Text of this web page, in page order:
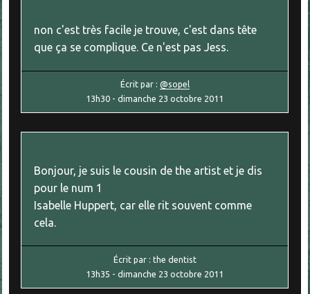
non c'est très facile je trouve, c'est dans tête
que ça se complique. Ce n'est pas Jess.
Écrit par : @sopel
13h30 -dimanche 23 octobre 2011
Bonjour, je suis le cousin de the artist et je dis
pour le num 1
Isabelle Huppert, car elle rit souvent comme
cela.
Écrit par : the dentist
13h35 -dimanche 23 octobre 2011